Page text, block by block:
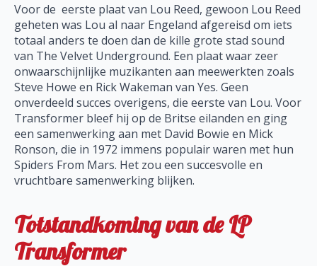
Voor de eerste plaat van Lou Reed, gewoon Lou Reed
geheten was Lou al naar Engeland afgereisd om iets
totaal anders te doen dan de kille grote stad sound
van The Velvet Underground. Een plaat waar zeer
onwaarschijnlijke muzikanten aan meewerkten zoals
Steve Howe en Rick Wakeman van Yes. Geen
onverdeeld succes overigens, die eerste van Lou. Voor
Transformer bleef hij op de Britse eilanden en ging
een samenwerking aan met David Bowie en Mick
Ronson, die in 1972 immens populair waren met hun
Spiders From Mars. Het zou een succesvolle en
vruchtbare samenwerking blijken.
Totstandkoming van de LP
Transformer